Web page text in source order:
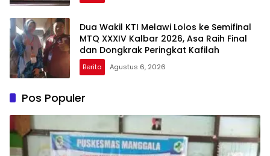
Dua Wakil KTI Melawi Lolos ke Semifinal
MTQ XXXIV Kalbar 2026, Asa Raih Final
dan Dongkrak Peringkat Kafilah
Berita Agustus 6, 2026
Pos Populer